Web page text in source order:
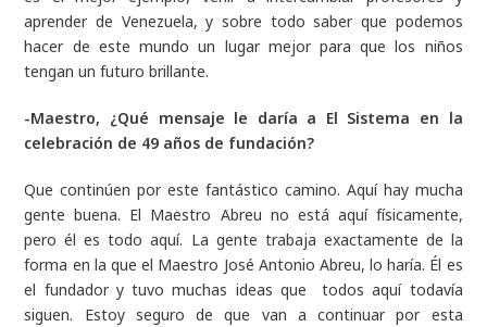
aprender de Venezuela, y sobre todo saber que podemos
hacer de este mundo un lugar mejor para que los niños
tengan un futuro brillante.
-Maestro, ¿Qué mensaje le daría a El Sistema en la
celebración de 49 años de fundación?
Que continúen por este fantástico camino. Aquí hay mucha
gente buena. El Maestro Abreu no está aquí físicamente,
pero él es todo aquí. La gente trabaja exactamente de la
forma en la que el Maestro José Antonio Abreu, lo haría. Él es
el fundador y tuvo muchas ideas que todos aquí todavía
siguen. Estoy seguro de que van a continuar por esta